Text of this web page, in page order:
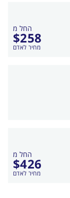
החל מ
$258
מחיר לאדם
החל מ
$426
מחיר לאדם